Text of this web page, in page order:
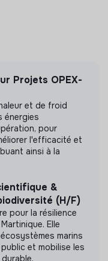
de mesure
nous
qu'elle a
Projets OPEX-
et de froid
énergies
pour
l'efficacité et
ainsi à la
&
(H/F)
pour la résilience
Elle
marins
et mobilise les